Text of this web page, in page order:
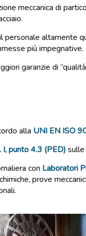
meccanica di
altamente
più impegnative.
garanzie di
alla UNI EN ISO
punto 4.3 (PED)
con Laboratori
prove